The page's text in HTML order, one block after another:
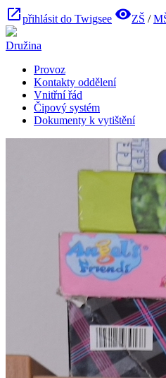
open_in_newpřihlásit do Twigsee visibilityZŠ /
Družina
Provoz
Kontakty oddělení
Vnitřní řád
Čipový systém
Dokumenty k vytištění